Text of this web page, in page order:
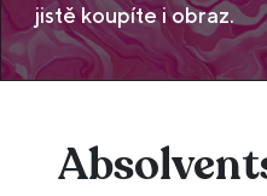
jistě koupíte i obraz.